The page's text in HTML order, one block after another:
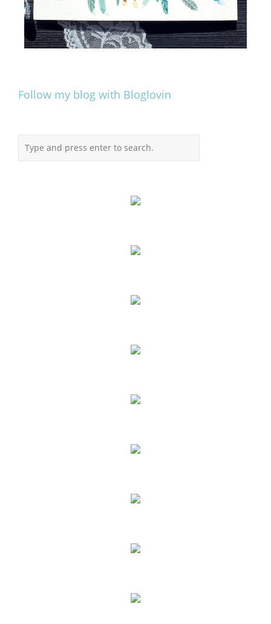
Follow my blog with Bloglovin